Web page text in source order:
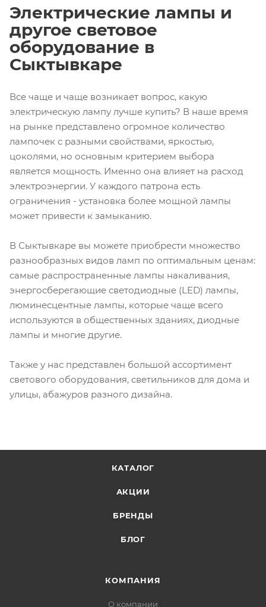
Электрические лампы и
другое световое
оборудование в
Сыктывкаре
Все чаще и чаще возникает вопрос, какую
электрическую лампу лучше купить? В наше время
на рынке представлено огромное количество
лампочек с разными свойствами, яркостью,
цоколями, но основным критерием выбора
является мощность. Именно она влияет на расход
электроэнергии. У каждого патрона есть
ограничения - установка более мощной лампы
может привести к замыканию.
В Сыктывкаре вы можете приобрести множество
разнообразных видов ламп по оптимальным ценам:
самые распространенные лампы накаливания,
энергосберегающие светодиодные (LED) лампы,
люминесцентные лампы, которые чаще всего
используются в общественных зданиях, диодные
лампы и многие другие.
Также у нас представлен большой ассортимент
светового оборудования, светильников для дома и
улицы, абажуров разного дизайна.
КАТАЛОГ
АКЦИИ
БРЕНДЫ
БЛОГ
КОМПАНИЯ
О компании